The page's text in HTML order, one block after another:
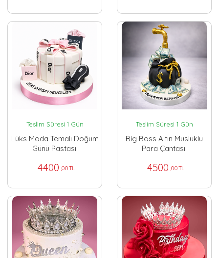
Teslim Süresi 1 Gün
Lüks Moda Temalı Doğum
Günü Pastası.
4400 ,00 TL
Teslim Süresi 1 Gün
Big Boss Altın Musluklu
Para Çantası.
4500 ,00 TL